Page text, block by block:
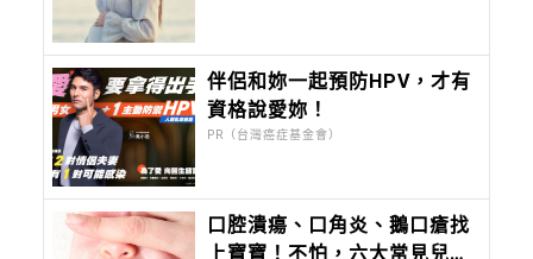
伴侶和妳一起預防HPV，才有
資格說愛妳！
PR（台灣癌症基金會）
口腔潰瘍、口角炎、鵝口瘡找
上寶寶！不怕，六大常見兒童